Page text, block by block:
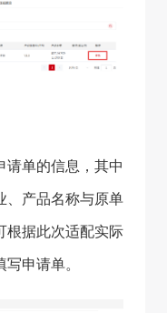
请单的信息，其中
、产品名称与原单
根据此次适配实际
申请单。